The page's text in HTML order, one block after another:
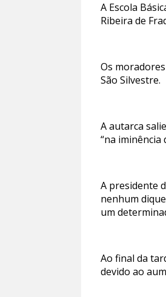
A Escola
Ribeira de
Os
São Silvestre.
A autarca
“na
A presidente
nenhum
um
Ao final da
devido ao